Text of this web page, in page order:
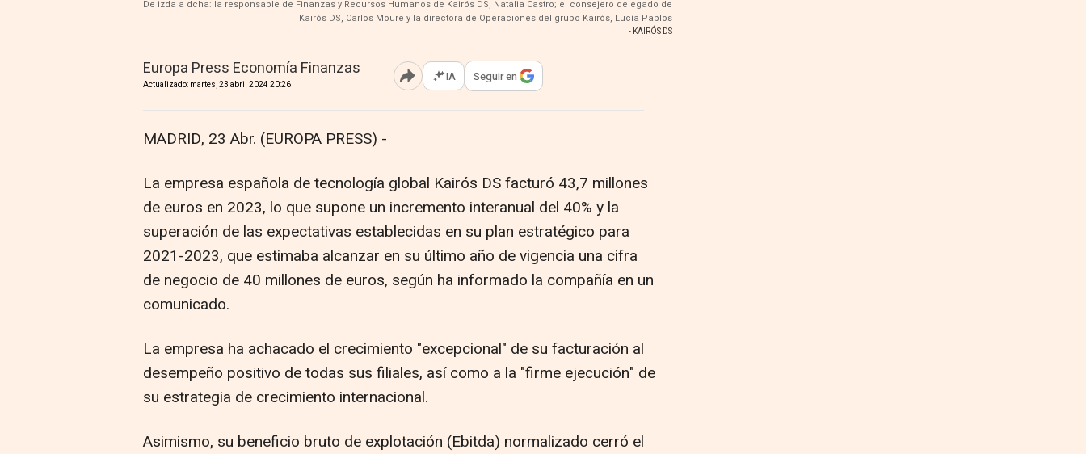
De izda a dcha: la responsable de Finanzas y Recursos Humanos de Kairós DS, Natalia Castro; el consejero delegado de
Kairós DS, Carlos Moure y la directora de Operaciones del grupo Kairós, Lucía Pablos
- KAIRÓS DS
Europa Press Economía Finanzas
Actualizado: martes, 23 abril 2024 20:26 Abrir opciones para compartir
IA Seguir en
MADRID, 23 Abr. (EUROPA PRESS) -
La empresa española de tecnología global Kairós DSfacturó 43,7 millones
de euros en 2023, lo que supone un incremento interanual del 40% y la
superación de las expectativas establecidas en su plan estratégico para
2021-2023, que estimaba alcanzar en su último año de vigencia una cifra
de negocio de 40 millones de euros, según ha informado la compañía en un
comunicado.
La empresa ha achacado el crecimiento "excepcional" de su facturación al
desempeño positivo de todas sus filiales, así como a la "firme ejecución" de
su estrategia de crecimiento internacional.
Asimismo, su beneficio bruto de explotación (Ebitda) normalizado cerró el